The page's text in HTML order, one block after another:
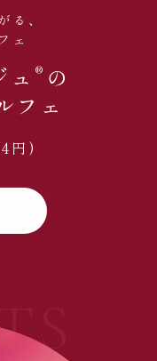
る、
ェ
ュ ® の
フェ
円)